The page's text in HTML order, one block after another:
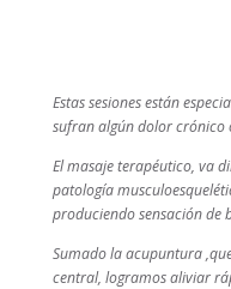
Estas sesiones están
sufran algún dolor crónico
El masaje terapéutico, va
patología
produciendo sensación de
Sumado la acupuntura
central, logramos aliviar